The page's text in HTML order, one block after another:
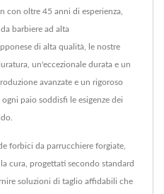
con oltre 45 anni di esperienza,
barbiere ad alta
di alta qualità, le nostre
un'eccezionale durata e un
avanzate e un rigoroso
paio soddisfi le esigenze dei
forbici da parrucchiere forgiate,
cura, progettati secondo standard
soluzioni di taglio affidabili che